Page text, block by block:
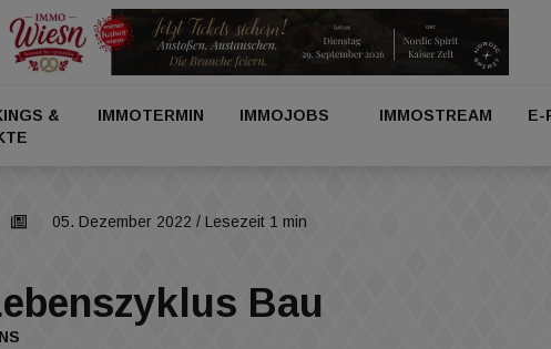
&
IMMOTERMIN IMMOJOBS IMMOSTREAM E-
05. Dezember 2022 / Lesezeit 1 min
Bau